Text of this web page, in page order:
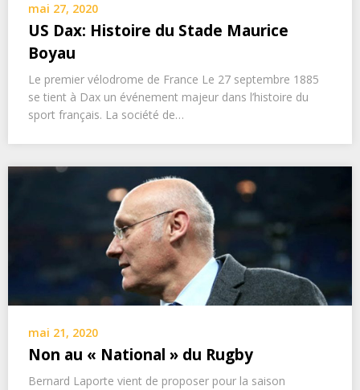
mai 27, 2020
US Dax: Histoire du Stade Maurice
Boyau
Le premier vélodrome de France Le 27 septembre 1885
se tient à Dax un événement majeur dans l’histoire du
sport français. La société de…
mai 21, 2020
Non au « National » du Rugby
Bernard Laporte vient de proposer pour la saison